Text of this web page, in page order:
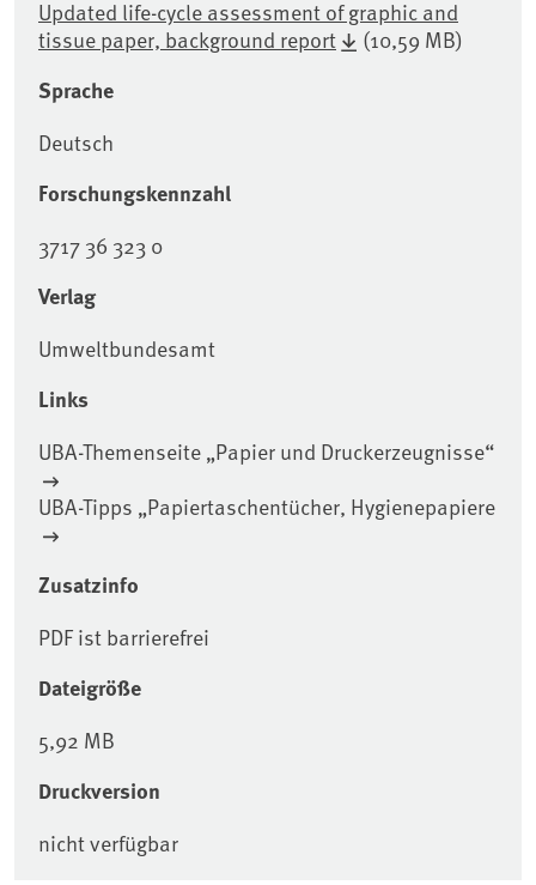
Updated life-cycle assessment of graphic and
tissue paper, background report
(10,59 MB)
Sprache
Deutsch
Forschungskennzahl
3717 36 323 0
Verlag
Umweltbundesamt
Links
UBA-Themenseite „Papier und Druckerzeugnisse“
UBA-Tipps „Papiertaschentücher, Hygienepapiere
Zusatzinfo
PDF ist barrierefrei
Dateigröße
5,92 MB
Druckversion
nicht verfügbar